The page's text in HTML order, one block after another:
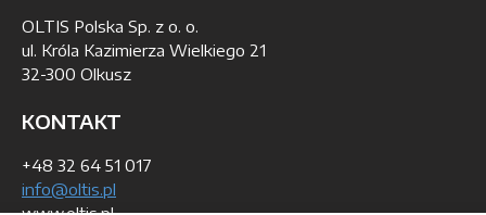
OLTIS Polska Sp. z o. o.
ul. Króla Kazimierza Wielkiego 21
32-300 Olkusz
KONTAKT
+48 32 64 51 017
info@oltis.pl